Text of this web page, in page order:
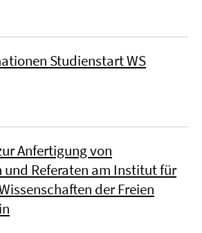
Studienstart WS
Anfertigung von
Referaten am Institut für
der Freien